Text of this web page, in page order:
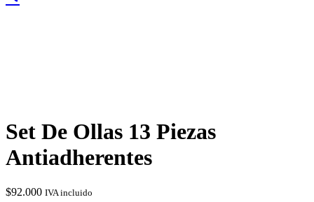
Set De Ollas 13 Piezas
Antiadherentes
$92.000 IVA incluido